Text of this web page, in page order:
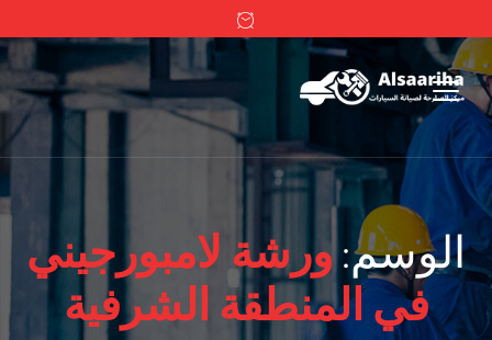
الوسم: ورشة لامبورجيني
في المنطقة الشرفية